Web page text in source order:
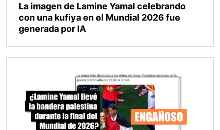
La imagen de Lamine Yamal celebrando
con una kufiya en el Mundial 2026 fue
generada por IA